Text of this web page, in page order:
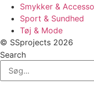
Smykker &
Sport & Sundhed
Tøj & Mode
© SSprojects 2026
Search